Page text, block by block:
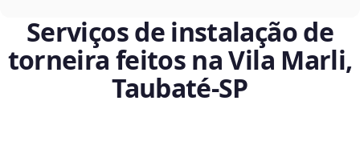
Serviços de instalação de
torneira feitos na Vila Marli,
Taubaté‑SP